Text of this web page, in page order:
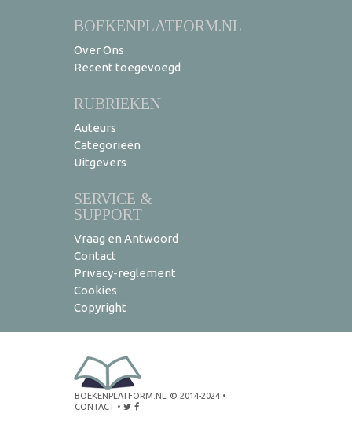
BOEKENPLATFORM.NL
Over Ons
Recent toegevoegd
RUBRIEKEN
Auteurs
Categorieën
Uitgevers
SERVICE &
SUPPORT
Vraag en Antwoord
Contact
Privacy-reglement
Cookies
Copyright
BOEKENPLATFORM.NL © 2014-2024 •
CONTACT •